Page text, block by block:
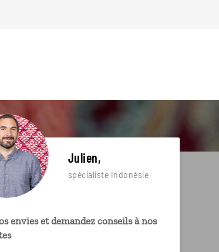
Julien,
spécialiste Indonésie
envies et demandez conseils à nos